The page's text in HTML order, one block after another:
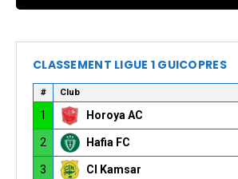
CLASSEMENT LIGUE 1 GUICOPRES
# Club
1 Horoya AC
2 Hafia FC
3 CI Kamsar